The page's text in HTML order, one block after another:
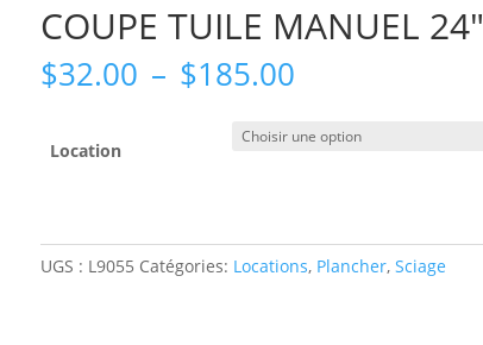
COUPE TUILE MANUEL 24″
$32.00 – $185.00Plage
prix :
$32.00
Location
UGS : L9055 Catégories: Locations, Plancher, Sciage